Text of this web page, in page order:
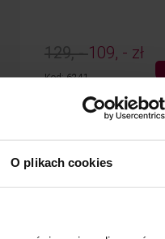
O plikach cookies
129, -109, - zł
Kod: 6241
Bioevolution Qline